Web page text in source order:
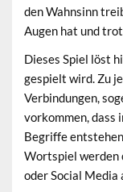
den Wahnsinn
Augen hat und
Dieses Spiel löst
gespielt wird. Zu
Verbindungen,
vorkommen, dass
Begriffe
Wortspiel werden
oder Social Media